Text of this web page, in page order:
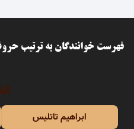
فهرست خوانندگان به ترتیب
ابراهیم تاتلیس